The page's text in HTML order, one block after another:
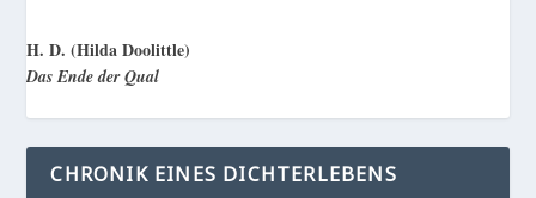
H. D. (Hilda Doolittle)
Das Ende der Qual
CHRONIK EINES DICHTERLEBENS